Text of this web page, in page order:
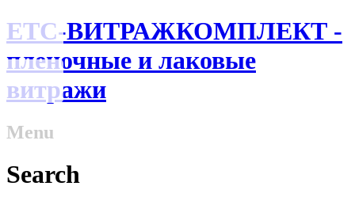
ЕТС-ВИТРАЖКОМПЛЕКТ -
пленочные и лаковые
витражи
Menu
Search